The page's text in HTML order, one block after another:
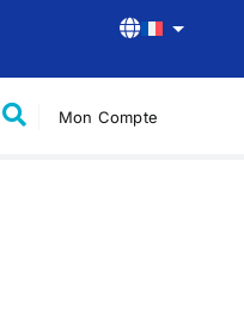
Mon Compte